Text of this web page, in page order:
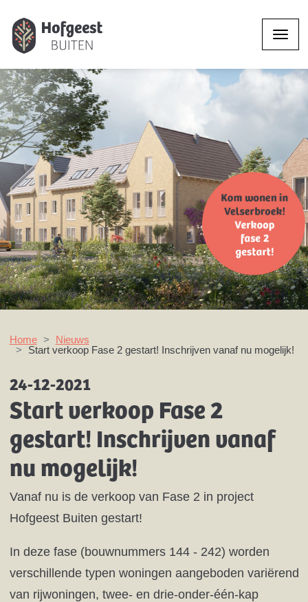
Home
Nieuws
Start verkoop Fase 2 gestart! Inschrijven vanaf nu mogelijk!
24-12-2021
Start verkoop Fase 2
gestart! Inschrijven vanaf
nu mogelijk!
Vanaf nu is de verkoop van Fase 2 in project
Hofgeest Buiten gestart!
In deze fase (bouwnummers 144 - 242) worden
verschillende typen woningen aangeboden variërend
van rijwoningen, twee- en drie-onder-één-kap